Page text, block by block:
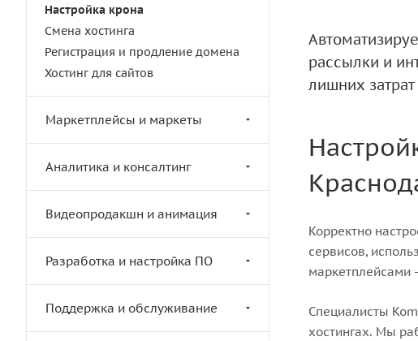
рассылки и
лишних
Корректно
сервисов,
маркетплейсами
Специалисты
хостингах. Мы
Настройка крона
Смена хостинга
Регистрация и продление домена
Хостинг для сайтов
Маркетплейсы и маркеты
Аналитика и консалтинг
Видеопродакшн и анимация
Разработка и настройка ПО
Поддержка и обслуживание